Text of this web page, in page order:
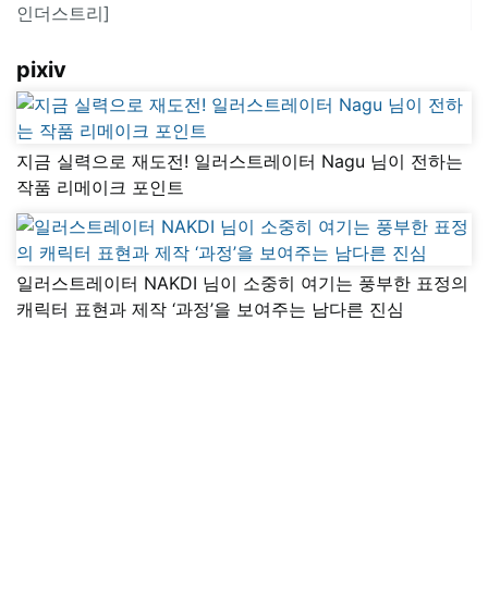
인더스트리]
pixiv
지금 실력으로 재도전! 일러스트레이터 Nagu 님이 전하는
작품 리메이크 포인트
일러스트레이터 NAKDI 님이 소중히 여기는 풍부한 표정의
캐릭터 표현과 제작 ‘과정’을 보여주는 남다른 진심